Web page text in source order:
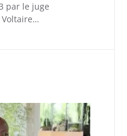
par le juge